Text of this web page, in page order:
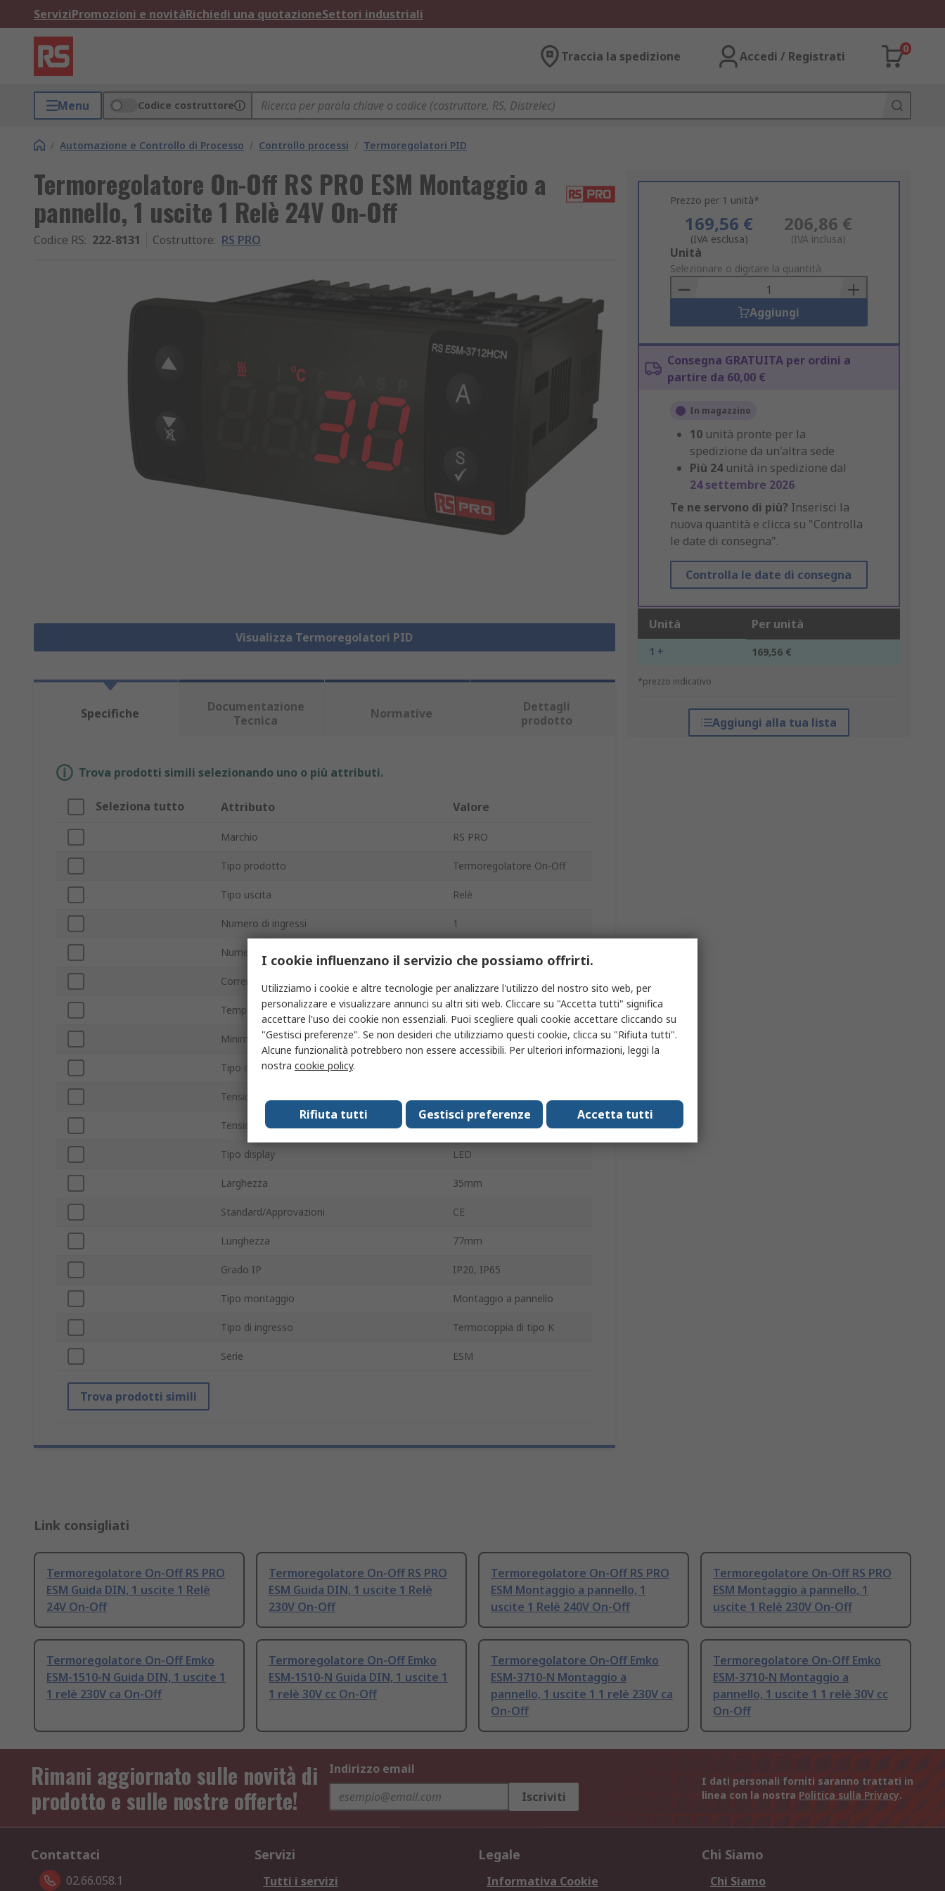
ServiziPromozioni e novitàRichiedi una quotazioneSettori industriali
Traccia la spedizione Accedi / Registrati
0
Menu Codice costruttore
/ Automazione e Controllo di Processo / Controllo processi / Termoregolatori PID
Termoregolatore On-Off RS PRO ESM Montaggio a
pannello, 1 uscite 1 Relè 24V On-Off
Codice RS: 222-8131 Costruttore: RS PRO
Visualizza Termoregolatori PID
Prezzo per 1 unità*
169,56 €
(IVA esclusa)
206,86 €
(IVA inclusa)
Add
to
Basket
Unità
Selezionare o digitare la quantità
Aggiungi
Consegna GRATUITA per ordini a
partire da 60,00 €
In magazzino
10 unità pronte per la
spedizione da un'altra sede
Più 24 unità in spedizione dal
24 settembre 2026
Te ne servono di più? Inserisci la
nuova quantità e clicca su "Controlla
le date di consegna".
Controlla le date di consegna
Unità Per unità
1 + 169,56 €
*prezzo indicativo
Aggiungi alla tua lista
Specifiche
Documentazione
Tecnica
Normative
Dettagli
prodotto
Trova prodotti simili selezionando uno o più attributi.
Seleziona tutto Attributo Valore
Marchio RS PRO
Tipo prodotto Termoregolatore On-Off
Tipo uscita Relè
Numero di ingressi 1
Numero di uscite
Corrente massima
Temperatura massima di funzionamento 80°C
Minima temperatura operativa -30°C
Tipo di controllo
Tensione massima di alimentazione
Tensione massima 24V
Tipo display LED
Larghezza 35mm
Standard/Approvazioni CE
Lunghezza 77mm
Grado IP IP20, IP65
Tipo montaggio Montaggio a pannello
Tipo di ingresso Termocoppia di tipo K
Serie ESM
Trova prodotti simili
Link consigliati
Termoregolatore On-Off RS PRO
ESM Guida DIN, 1 uscite 1 Relè
24V On-Off
Termoregolatore On-Off RS PRO
ESM Guida DIN, 1 uscite 1 Relè
230V On-Off
Termoregolatore On-Off RS PRO
ESM Montaggio a pannello, 1
uscite 1 Relè 240V On-Off
Termoregolatore On-Off RS PRO
ESM Montaggio a pannello, 1
uscite 1 Relè 230V On-Off
Termoregolatore On-Off Emko
ESM-1510-N Guida DIN, 1 uscite 1
1 relè 230V ca On-Off
Termoregolatore On-Off Emko
ESM-1510-N Guida DIN, 1 uscite 1
1 relè 30V cc On-Off
Termoregolatore On-Off Emko
ESM-3710-N Montaggio a
pannello, 1 uscite 1 1 relè 230V ca
On-Off
Termoregolatore On-Off Emko
ESM-3710-N Montaggio a
pannello, 1 uscite 1 1 relè 30V cc
On-Off
Rimani aggiornato sulle novità di
prodotto e sulle nostre offerte!
Indirizzo email
Iscriviti
I dati personali forniti saranno trattati in
linea con la nostra Politica sulla Privacy.
Contattaci
02.66.058.1
Servizi
Tutti i servizi
Legale
Informativa Cookie
Chi Siamo
Chi Siamo
I cookie influenzano il servizio che possiamo offrirti.
Utilizziamo i cookie e altre tecnologie per analizzare l'utilizzo del nostro sito web, per
personalizzare e visualizzare annunci su altri siti web. Cliccare su "Accetta tutti" significa
accettare l'uso dei cookie non essenziali. Puoi scegliere quali cookie accettare cliccando su
"Gestisci preferenze". Se non desideri che utilizziamo questi cookie, clicca su "Rifiuta tutti".
Alcune funzionalità potrebbero non essere accessibili. Per ulteriori informazioni, leggi la
nostra cookie policy.
Accetta tutti
Gestisci preferenze
Rifiuta tutti